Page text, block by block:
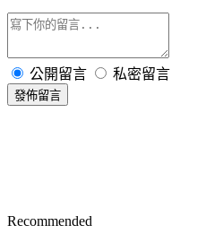
公開留言 私密留言
發佈留言
Recommended